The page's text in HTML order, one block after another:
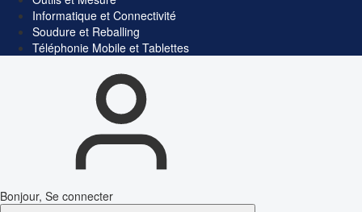
Informatique et Connectivité
Soudure et Reballing
Téléphonie Mobile et Tablettes
Bonjour, Se connecter